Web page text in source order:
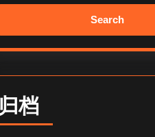
归档